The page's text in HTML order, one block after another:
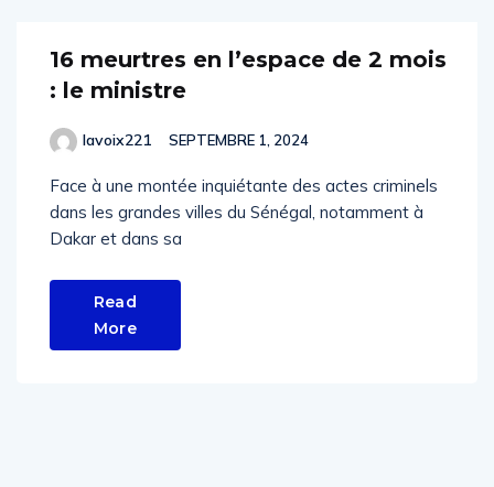
16 meurtres en l’espace de 2 mois
: le ministre
lavoix221 SEPTEMBRE 1, 2024
Face à une montée inquiétante des actes criminels
dans les grandes villes du Sénégal, notamment à
Dakar et dans sa
Read
More